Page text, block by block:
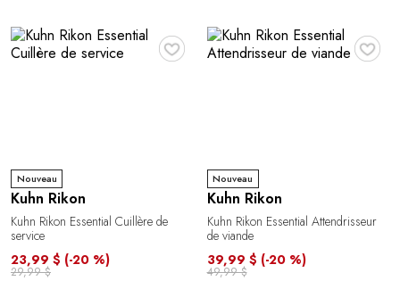
♥
Nouveau
Kuhn Rikon
Kuhn Rikon Essential Cuillère de
service
23,99 $ (-20 %)
29,99 $
♥
Nouveau
Kuhn Rikon
Kuhn Rikon Essential Attendrisseur
de viande
39,99 $ (-20 %)
49,99 $